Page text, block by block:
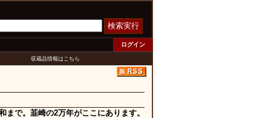
検索実行
ログイン
収蔵品情報はこちら
まで。韮崎の2万年がここにあります。